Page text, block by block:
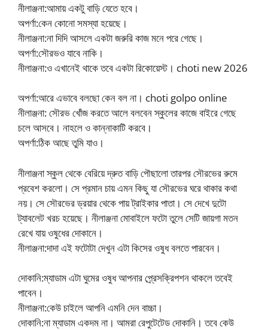
নীলাঞ্জনা:আমায় একটু বাড়ি যেতে হবে।
অপর্ণা:কেন কোনো সমস্যা হয়েছে।
নীলাঞ্জনা:না দিদি আসলে একটা জরুরি কাজ মনে পরে গেছে।
অপর্ণা:সৌরভও যাবে নাকি।
নীলাঞ্জনা:ও এখানেই থাকে তবে একটা রিকোয়েস্ট। choti new 2026
অপর্ণা:আরে এভাবে বলছো কেন বল না। choti golpo online
নীলাঞ্জনা: সৌরভ খোঁজ করতে আলে বলবেন স্কুলের কাজে বাইরে গেছে
চলে আসবে। নাহলে ও কান্নাকাটি করবে।
অপর্ণা:ঠিক আছে তুমি যাও।
নীলাঞ্জনা স্কুল থেকে বেরিয়ে দ্রুত বাড়ি পৌছালো তারপর সৌরভের রুমে
প্রবেশ করলো। সে প্রমান চায় এমন কিছু যা সৌরভের ঘরে থাকার কথা
নয়। সে সৌরভের ড্রয়ার থেকে পায় ট্রাইকার পাতা। সে দেখে দুটো
ট্যাবলেট খরচ হয়েছে। নীলাঞ্জনা মোবাইলে ফটো তুলে সেটি জায়গা মতন
রেখে যায় ওষুধের দোকানে।
নীলাঞ্জনা:দাদা এই ফটোটা দেখুন এটা কিসের ওষুধ বলতে পারবেন।
দোকানি:ম্যাডাম এটা ঘুমের ওষুধ আপনার প্র্রেসক্রিপশন থাকলে তবেই
পাবেন।
নীলাঞ্জনা:কেউ চাইলে আপনি এমনি দেন বাচ্চা।
দোকানি:না ম্যাডাম একদম না। আমরা রেপুটেটেড দোকানি। তবে কেউ